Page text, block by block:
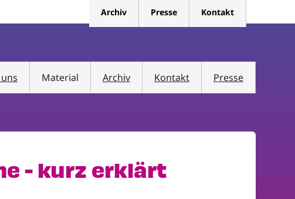
Archiv Presse Kontakt
Material Archiv Kontakt Presse
- kurz erklärt